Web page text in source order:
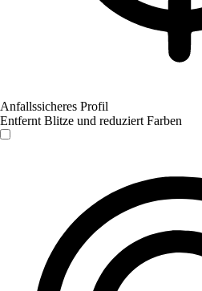
Anfallssicheres Profil
Entfernt Blitze und reduziert Farben